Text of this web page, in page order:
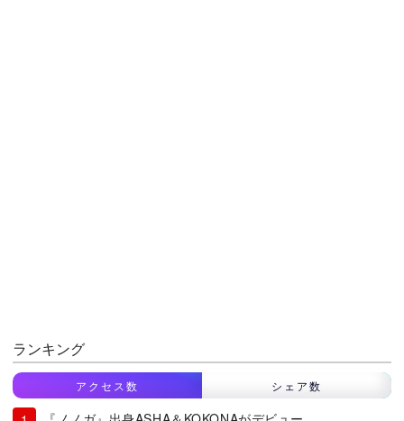
ランキング
アクセス数 シェア数